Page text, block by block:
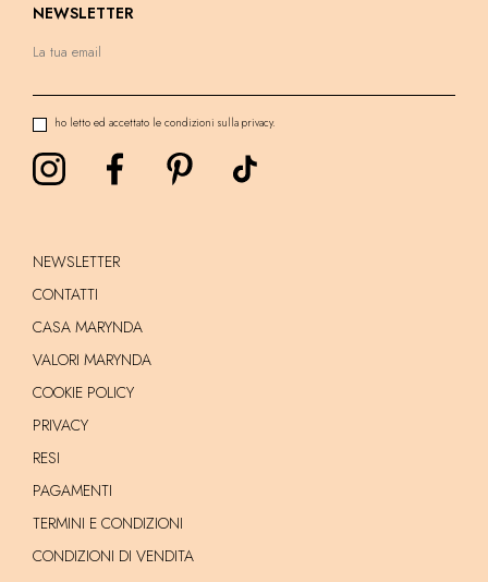
NEWSLETTER
ho letto ed accettato le condizioni sulla privacy.
NEWSLETTER
CONTATTI
CASA MARYNDA
VALORI MARYNDA
COOKIE POLICY
PRIVACY
RESI
PAGAMENTI
TERMINI E CONDIZIONI
CONDIZIONI DI VENDITA